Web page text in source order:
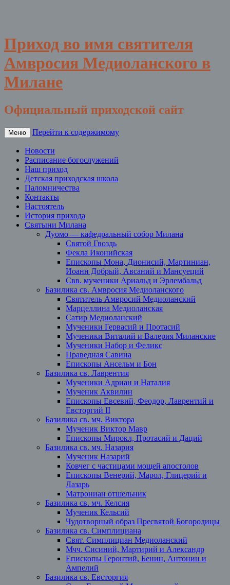
Приход во имя святителя
Амвросия Медиоланского в
Милане
Официальный приходской сайт
Меню Перейти к содержимому
Новости
Расписание богослужений
Наш приход
Детская приходская школа
Паломничества
Контакты
Настоятель
История прихода
Святыни Милана
Дуомо — кафедральный собор Милана
Святой Гвоздь
Фекла Иконийская
Епископы Мона, Дионисий, Мартиниан,
Иоанн Добрый, Авсаний и Мансуеций
Свв. мученики Ариальд и Эрлембальд
Базилика св. Амвросия Медиоланского
Святитель Амвросий Медиоланский
Марцеллина Медиоланская
Сатир Медиоланский
Мученики Гервасий и Протасий
Мученики Виталий и Валерия Миланские
Мученики Набор и Феликс
Праведная Савина
Епископы Ансельм и Бон
Базилика св. Лаврентия
Мученики Адриан и Наталия
Мученик Аквилин
Епископы Евсевий, Феодор, Лаврентий и
Евсторгий II
Базилика св. мч. Виктора
Мученик Виктор Мавр
Епископы Мирокл, Протасий и Даций
Базилика св. мч. Назария
Мученик Назарий
Ковчег с частицами мощей апостолов
Епископы Венерий, Марол, Глицерий и
Лазарь
Матрониан отшельник
Базилика св. мч. Келсия
Мученик Кельсий
Чудотворный образ Пресвятой Богородицы
Базилика св. Симплициана
Свят. Симплициан Медиоланский
Мчч. Сисиний, Мартирий и Александр
Епископы Геронтий, Бенин, Антонин и
Ампелий
Базилика св. Евсторгия